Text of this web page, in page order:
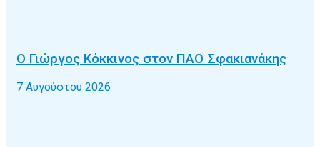
Ο Γιώργος Κόκκινος στον ΠΑΟ Σφακιανάκης
7 Αυγούστου 2026